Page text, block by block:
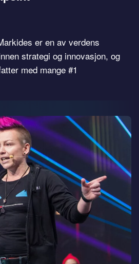
er en av verdens
strategi og innovasjon, og
med mange #1